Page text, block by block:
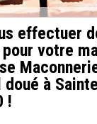
effectuer
votre
à
!